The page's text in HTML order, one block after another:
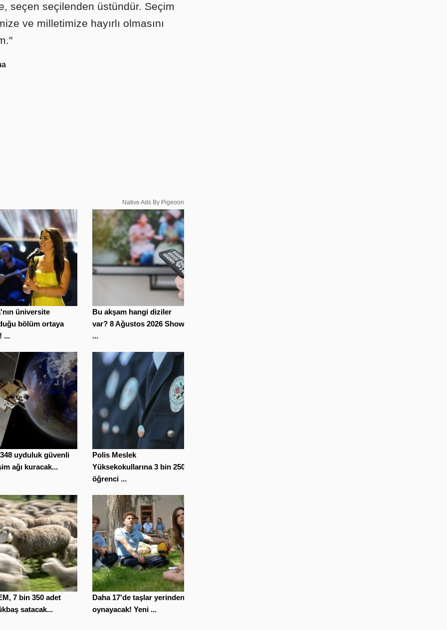
seçen seçilenden üstündür. Seçim
ve milletimize hayırlı olmasını
Native Ads By Pigeoon
üniversite
bölüm ortaya
...
Bu akşam hangi diziler
var? 8 Ağustos 2026 Show
...
uyduluk güvenli
ağı kuracak...
Polis Meslek
Yüksekokullarına 3 bin 250
öğrenci ...
7 bin 350 adet
satacak...
Daha 17'de taşlar yerinden
oynayacak! Yeni ...